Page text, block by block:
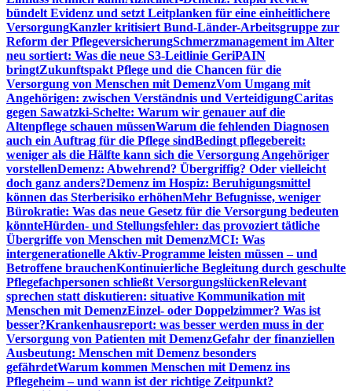
bündelt Evidenz und setzt Leitplanken für eine einheitlichere
VersorgungKanzler kritisiert Bund-Länder-Arbeitsgruppe zur
Reform der PflegeversicherungSchmerzmanagement im Alter
neu sortiert: Was die neue S3-Leitlinie GeriPAIN
bringtZukunftspakt Pflege und die Chancen für die
Versorgung von Menschen mit DemenzVom Umgang mit
Angehörigen: zwischen Verständnis und VerteidigungCaritas
gegen Sawatzki-Schelte: Warum wir genauer auf die
Altenpflege schauen müssenWarum die fehlenden Diagnosen
auch ein Auftrag für die Pflege sindBedingt pflegebereit:
weniger als die Hälfte kann sich die Versorgung Angehöriger
vorstellenDemenz: Abwehrend? Übergriffig? Oder vielleicht
doch ganz anders?Demenz im Hospiz: Beruhigungsmittel
können das Sterberisiko erhöhenMehr Befugnisse, weniger
Bürokratie: Was das neue Gesetz für die Versorgung bedeuten
könnteHürden- und Stellungsfehler: das provoziert tätliche
Übergriffe von Menschen mit DemenzMCI: Was
intergenerationelle Aktiv-Programme leisten müssen – und
Betroffene brauchenKontinuierliche Begleitung durch geschulte
Pflegefachpersonen schließt VersorgungslückenRelevant
sprechen statt diskutieren: situative Kommunikation mit
Menschen mit DemenzEinzel- oder Doppelzimmer? Was ist
besser?Krankenhausreport: was besser werden muss in der
Versorgung von Patienten mit DemenzGefahr der finanziellen
Ausbeutung: Menschen mit Demenz besonders
gefährdetWarum kommen Menschen mit Demenz ins
Pflegeheim – und wann ist der richtige Zeitpunkt?